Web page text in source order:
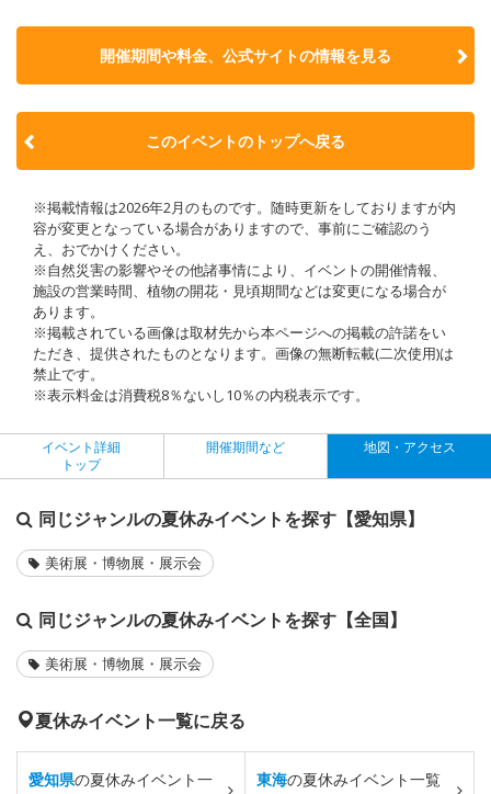
開催期間や料金、公式サイトの情報を見る
このイベントのトップへ戻る
※掲載情報は2026年2月のものです。随時更新をしておりますが内
容が変更となっている場合がありますので、事前にご確認のう
え、おでかけください。
※自然災害の影響やその他諸事情により、イベントの開催情報、
施設の営業時間、植物の開花・見頃期間などは変更になる場合が
あります。
※掲載されている画像は取材先から本ページへの掲載の許諾をい
ただき、提供されたものとなります。画像の無断転載(二次使用)は
禁止です。
※表示料金は消費税8％ないし10％の内税表示です。
イベント詳細
トップ
開催期間など 地図・アクセス
同じジャンルの夏休みイベントを探す【愛知県】
美術展・博物展・展示会
同じジャンルの夏休みイベントを探す【全国】
美術展・博物展・展示会
夏休みイベント一覧に戻る
愛知県の夏休みイベント一
東海の夏休みイベント一覧